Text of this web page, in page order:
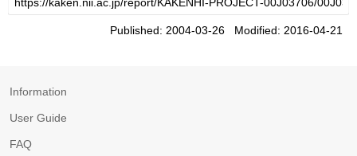
Published: 2004-03-26 Modified: 2016-04-21
Information
User Guide
FAQ